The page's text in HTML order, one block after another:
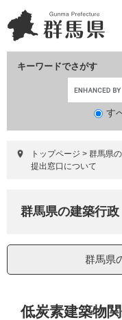
ー
ジ
ニ
ュ
て
キーワードでさがす
す
トップページ > 群馬県
提出窓口について
群馬県の建築行政
群馬県
低炭素建築物